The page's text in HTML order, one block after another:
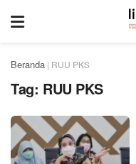
Beranda | RUU PKS
Tag: RUU PKS